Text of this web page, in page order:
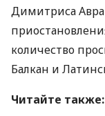
Димитриса
количество
Балкан и
Читайте также: